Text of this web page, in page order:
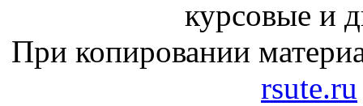
курсовые и
При копировании
rsute.ru